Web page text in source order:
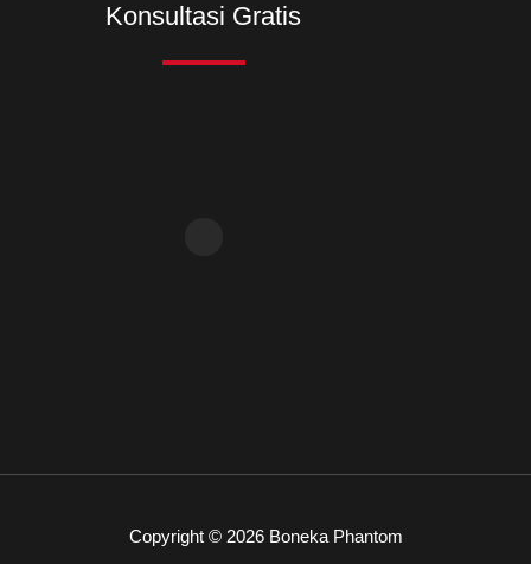
Konsultasi Gratis
Copyright © 2026 Boneka Phantom